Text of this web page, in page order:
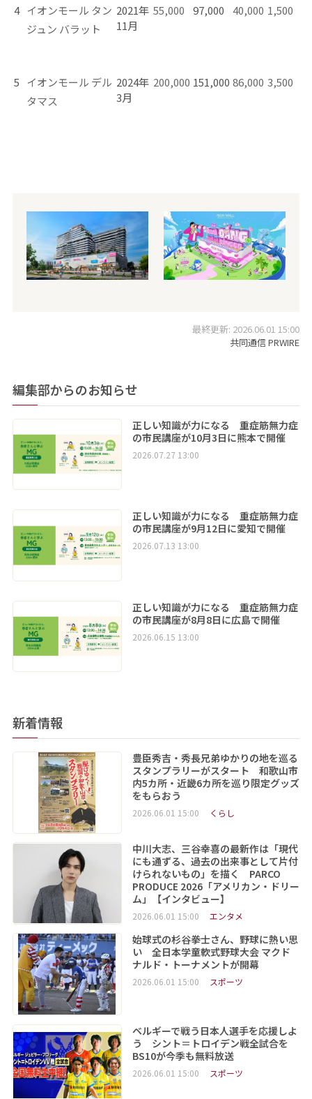
4 イオンモール タン
ジュン バラット
2021年
11月
55,000 97,000 40,000 1,500
5 イオンモール デル
タマス
2024年
3月
200,000 151,000 86,000 3,500
最終更新: 2026.06.01 15:00
共同通信 PRWIRE
編集部からのお知らせ
正しい知識が力になる 重症筋無力症
の市民講座が10月3日に熊本で開催
2026.07.27 13:00
正しい知識が力になる 重症筋無力症
の市民講座が9月12日に愛知で開催
2026.07.13 13:00
正しい知識が力になる 重症筋無力症
の市民講座が8月8日に広島で開催
2026.06.15 13:00
新着情報
豊臣秀吉・秀長兄弟ゆかりの地を巡る
スタンプラリーがスタート 和歌山市
内5カ所・近畿6カ所を巡り限定グッズ
をもらおう
2026.06.01 15:00 くらし
中川大志、三谷幸喜の最新作は「現代
にも通ずる、過去の出来事として片付
けられないもの」を描く PARCO
PRODUCE 2026「アメリカン・ドリー
ム」【インタビュー】
2026.06.01 15:00 エンタメ
始球式の杉谷拳士さん、野球に熱い思
い 全日本学童軟式野球大会 マクド
ナルド・トーナメントが開幕
2026.06.01 15:00 スポーツ
ベルギーで戦う日本人選手を応援しよ
う シント＝トロイデン戦全試合を
BS10が今季も無料放送
2026.06.01 15:00 スポーツ